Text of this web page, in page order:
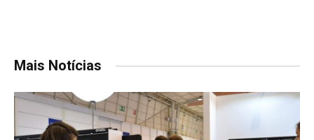
Mais Notícias